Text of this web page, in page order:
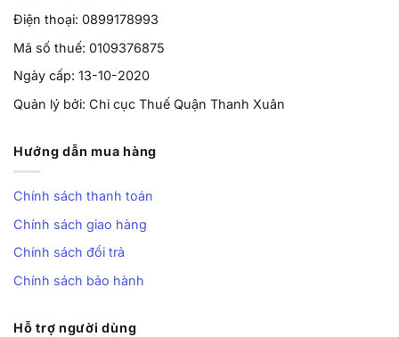
Điện thoại: 0899178993
Mã số thuế: 0109376875
Ngày cấp: 13-10-2020
Quản lý bởi: Chi cục Thuế Quận Thanh Xuân
Hướng dẫn mua hàng
Chính sách thanh toán
Chính sách giao hàng
Chính sách đổi trả
Chính sách bảo hành
Hỗ trợ người dùng